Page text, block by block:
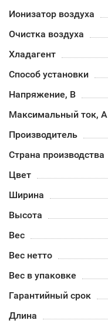
Ионизатор воздуха
Очистка воздуха
Хладагент
Способ установки
Напряжение, В
Максимальный ток, А
Производитель
Страна производства
Цвет
Ширина
Высота
Вес
Вес нетто
Вес в упаковке
Гарантийный срок
Длина